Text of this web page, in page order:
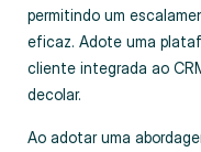
permitindo um
eficaz. Adote uma
cliente integrada ao
decolar.
Ao adotar uma